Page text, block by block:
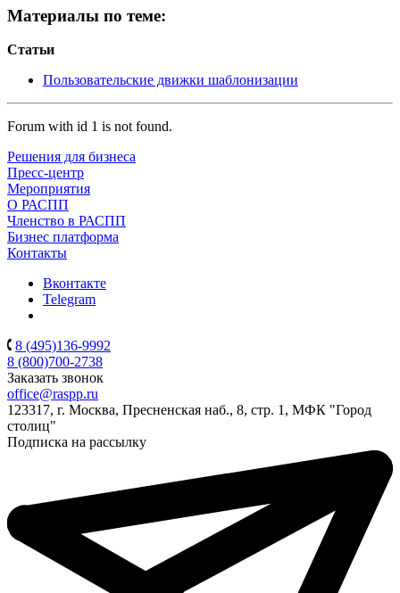
Материалы по теме:
Статьи
Пользовательские движки шаблонизации
Forum with id 1 is not found.
Решения для бизнеса
Пресс-центр
Мероприятия
О РАСПП
Членство в РАСПП
Бизнес платформа
Контакты
Вконтакте
Telegram
8 (495)136-9992
8 (800)700-2738
Заказать звонок
office@raspp.ru
123317, г. Москва, Пресненская наб., 8, стр. 1, МФК "Город
столиц"
Подписка на рассылку